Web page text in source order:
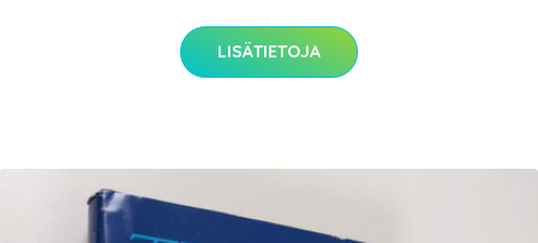
LISÄTIETOJA